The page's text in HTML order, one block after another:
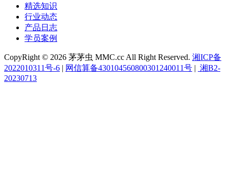
精选知识
行业动态
产品日志
学员案例
CopyRight © 2026 茅茅虫 MMC.cc All Right Reserved. 湘ICP备
2022010311号-6 | 网信算备430104560800301240011号 | 湘B2-
20230713